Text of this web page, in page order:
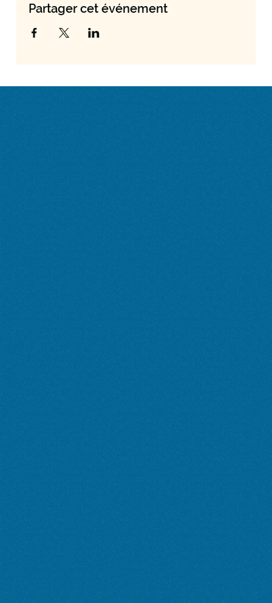
Partager cet événement